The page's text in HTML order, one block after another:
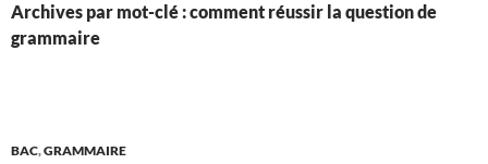
Archives par mot-clé : comment réussir la question de
grammaire
BAC,GRAMMAIRE